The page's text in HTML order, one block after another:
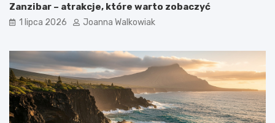
Zanzibar – atrakcje, które warto zobaczyć
1 lipca 2026 Joanna Walkowiak